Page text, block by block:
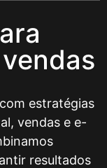
estratégias
vendas e e-
resultados